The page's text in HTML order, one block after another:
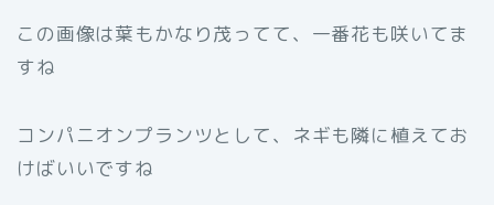
この画像は葉もかなり茂ってて、一番花も咲いてま
すね
コンパニオンプランツとして、ネギも隣に植えてお
けばいいですね